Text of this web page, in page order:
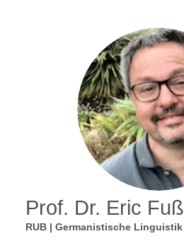
Prof. Dr. Eric Fuß
RUB | Germanistische Linguistik